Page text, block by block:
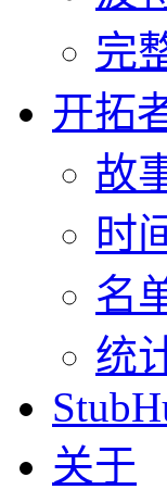
完
开拓
故
时
名
统
关于